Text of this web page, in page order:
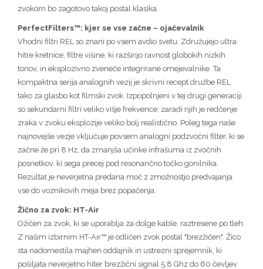
zvokom bo zagotovo takoj postal klasika.
PerfectFilters™: kjer se vse začne – ojačevalnik
Vhodni filtri REL so znani po vsem avdio svetu. Združujejo ultra
hitre kretnice, filtre višine, ki razširijo ravnost globokih nizkih
tonov, in eksplozivno zveneče integrirane omejevalnike. Ta
kompaktna serija analognih vezij je skrivni recept družbe REL
tako za glasbo kot filmski zvok. Izpopolnjeni v tej drugi generaciji
so sekundarni filtri veliko višje frekvence; zaradi njih je redčenje
zraka v zvoku eksplozije veliko bolj realistično. Poleg tega naše
najnovejše vezje vključuje povsem analogni podzvočni filter, ki se
začne že pri 8 Hz, da zmanjša učinke infrašuma iz zvočnih
posnetkov, ki sega precej pod resonančno točko gonilnika.
Rezultat je neverjetna predana moč z zmožnostjo predvajanja
vse do voznikovih meja brez popačenja.
Žično za zvok: HT-Air
Ožičen za zvok, ki se uporablja za dolge kable, raztresene po tleh.
Z našim izbirnim HT-Air™ je odličen zvok postal "brezžičen". Žico
sta nadomestila majhen oddajnik in ustrezni sprejemnik, ki
pošiljata neverjetno hiter brezžični signal 5,8 Ghz do 60 čevljev